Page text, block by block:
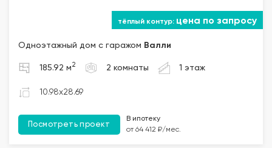
цена по запросу
Одноэтажный дом с гаражом Валли
185.92 м 2 2 комнаты 1 этаж
10.98x28.69
Посмотреть проект
В ипотеку
от 64 412 ₽/мес.